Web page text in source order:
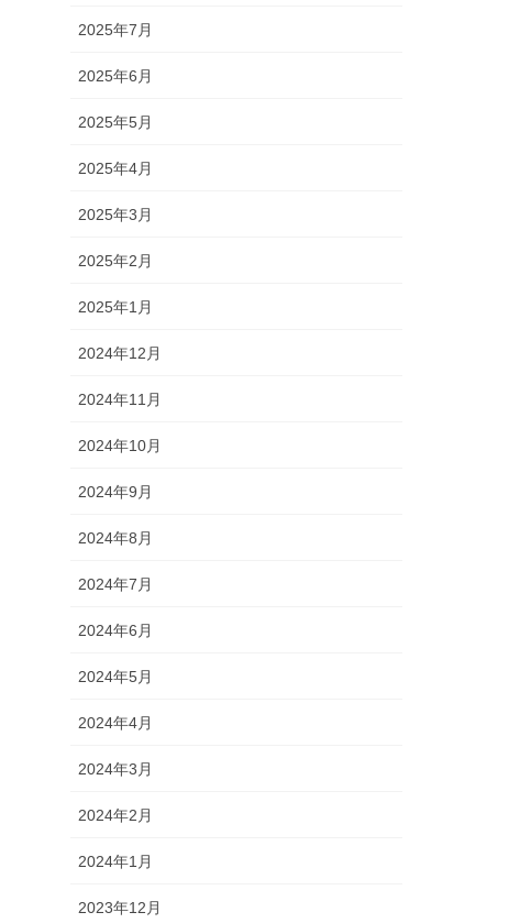
2025年7月
2025年6月
2025年5月
2025年4月
2025年3月
2025年2月
2025年1月
2024年12月
2024年11月
2024年10月
2024年9月
2024年8月
2024年7月
2024年6月
2024年5月
2024年4月
2024年3月
2024年2月
2024年1月
2023年12月